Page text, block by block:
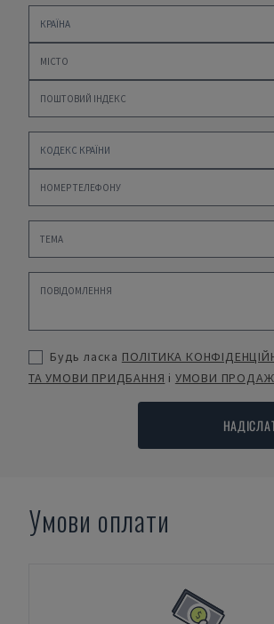
Будь ласка ПОЛІТИКА
ТА УМОВИ ПРИДБАННЯ і УМОВИ
Умови оплати